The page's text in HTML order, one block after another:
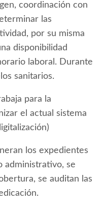
coordinación con
las
por su misma
disponibilidad
laboral. Durante
sanitarios.
para la
el actual sistema
los expedientes
administrativo, se
se auditan las